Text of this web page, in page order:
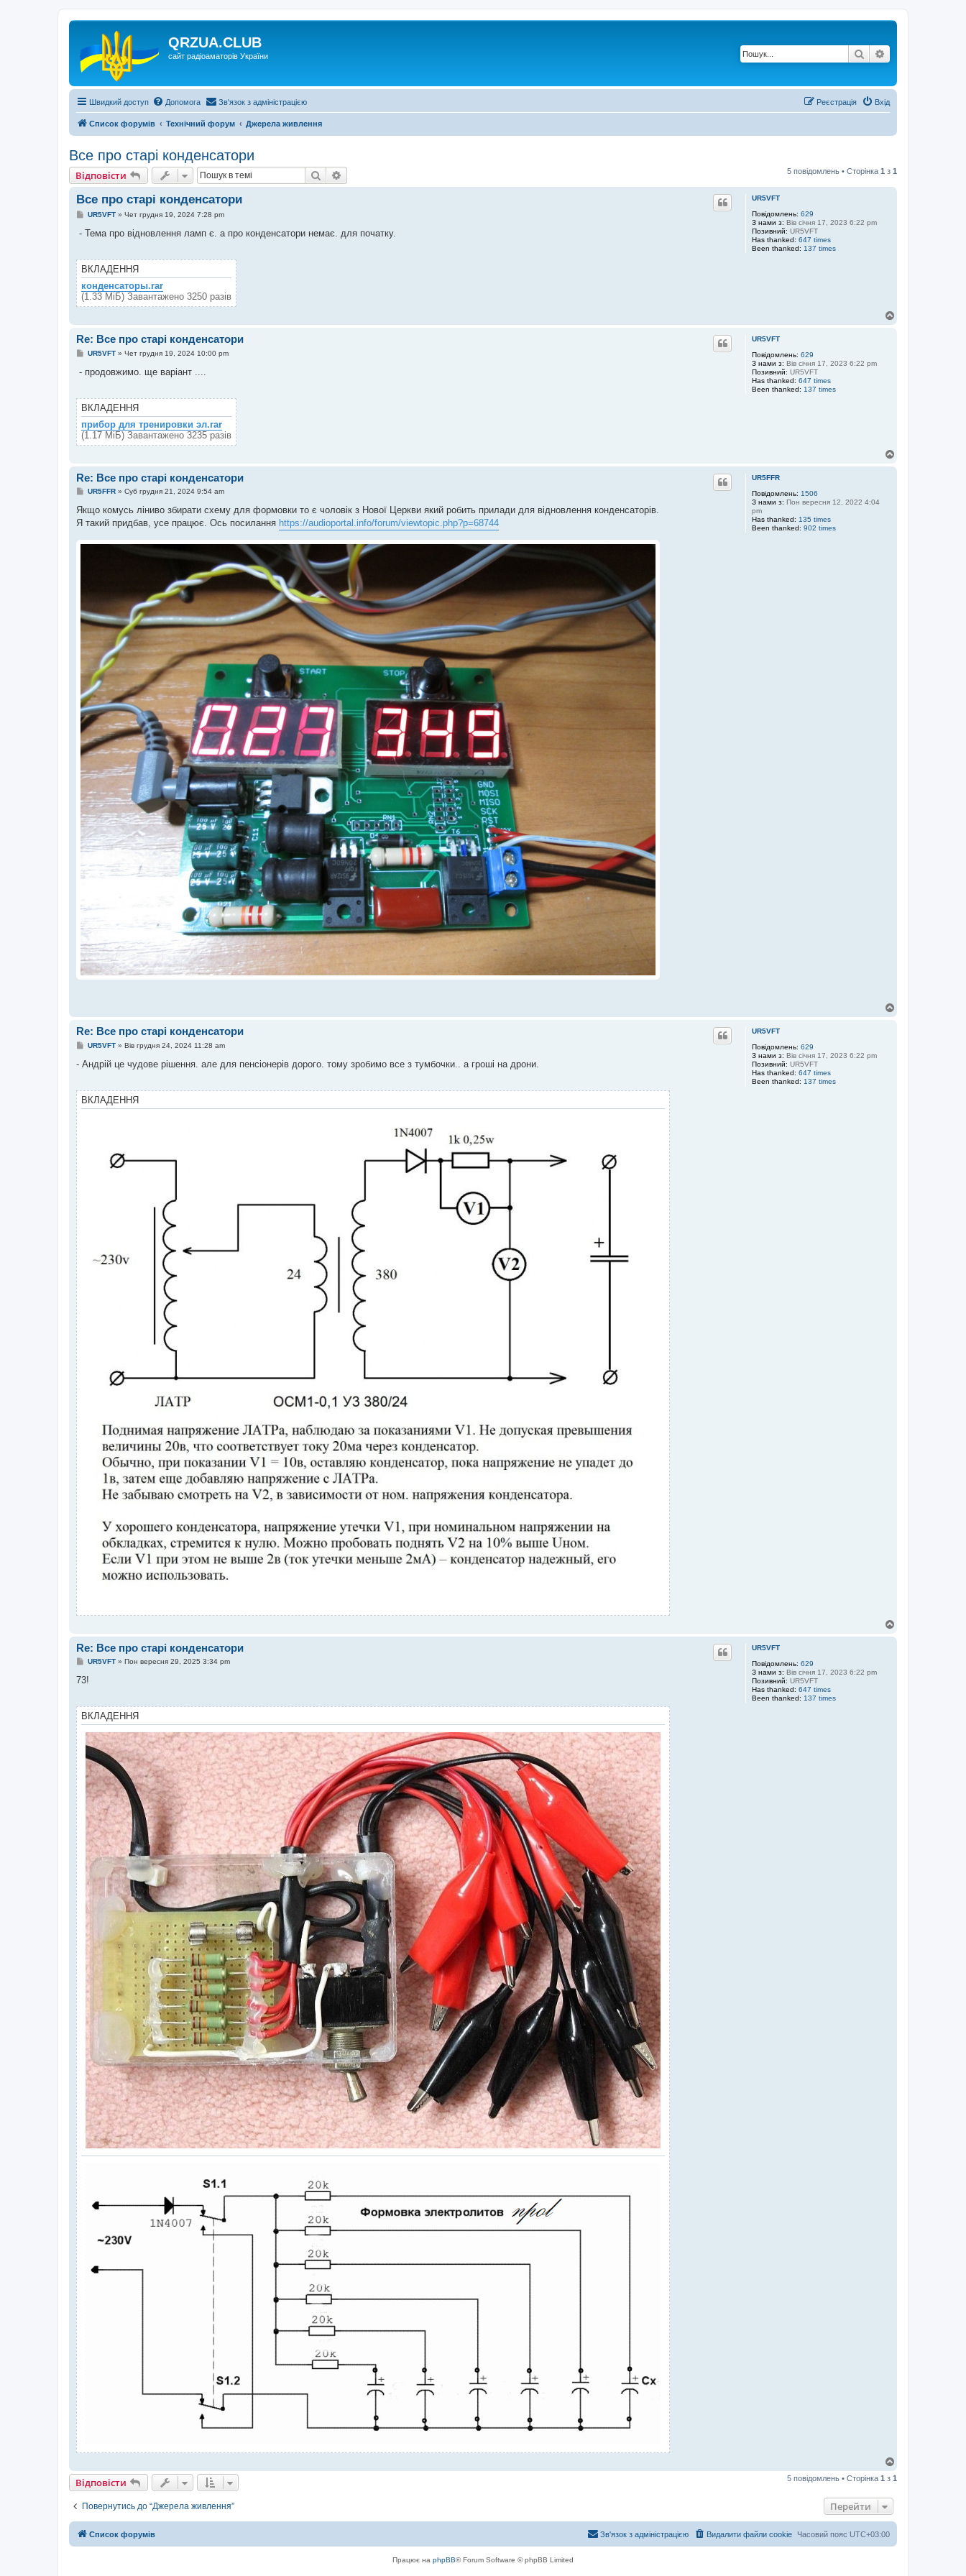
QRZUA.CLUB
сайт радіоаматорів України Пошук
Швидкий доступ Допомога Зв'язок з адміністрацією Вхід
Реєстрація
Список форумів Технічний форум Джерела живлення
Все про старі конденсатори
Відповісти Пошук 5 повідомлень • Сторінка 1 з 1
UR5VFT
Повідомлень: 629
З нами з: Вів січня 17, 2023 6:22 pm
Позивний: UR5VFT
Has thanked: 647 times
Been thanked: 137 times
Все про старі конденсатори
П
в
м
л
е
н
н
я
UR5VFT» Чет грудня 19, 2024 7:28 pm
- Тема про відновлення ламп є. а про конденсатори немає. для початку.
ВКЛАДЕННЯ
конденсаторы.rar
(1.33 МіБ) Завантажено 3250 разів
UR5VFT
Повідомлень: 629
З нами з: Вів січня 17, 2023 6:22 pm
Позивний: UR5VFT
Has thanked: 647 times
Been thanked: 137 times
Re: Все про старі конденсатори
П
в
м
л
е
н
н
я
UR5VFT» Чет грудня 19, 2024 10:00 pm
- продовжимо. ще варіант ....
ВКЛАДЕННЯ
прибор для тренировки эл.rar
(1.17 МіБ) Завантажено 3235 разів
UR5FFR
Повідомлень: 1506
З нами з: Пон вересня 12, 2022 4:04
pm
Has thanked: 135 times
Been thanked: 902 times
Re: Все про старі конденсатори
П
в
д
м
UR5FFR» Суб грудня 21, 2024 9:54 am
Якщо комусь ліниво збирати схему для формовки то є чоловік з Нової Церкви який робить прилади для відновлення конденсаторів.
Я такий придбав, усе працює. Ось посилання https://audioportal.info/forum/viewtopic.php?p=68744
UR5VFT
Повідомлень: 629
З нами з: Вів січня 17, 2023 6:22 pm
Позивний: UR5VFT
Has thanked: 647 times
Been thanked: 137 times
Re: Все про старі конденсатори
П
в
м
л
UR5VFT» Вів грудня 24, 2024 11:28 am
- Андрій це чудове рішення. але для пенсіонерів дорого. тому зробимо все з тумбочки.. а гроші на дрони.
ВКЛАДЕННЯ
UR5VFT
Повідомлень: 629
З нами з: Вів січня 17, 2023 6:22 pm
Позивний: UR5VFT
Has thanked: 647 times
Been thanked: 137 times
Re: Все про старі конденсатори
П
в
м
л
н
н
я
UR5VFT» Пон вересня 29, 2025 3:34 pm
73!
ВКЛАДЕННЯ
г
Відповісти 5 повідомлень • Сторінка 1 з 1
Повернутись до “Джерела живлення” Перейти
Список форумів Часовий пояс UTC+03:00
Видалити файли cookie
Зв'язок з адміністрацією
Працює на phpBB® Forum Software © phpBB Limited